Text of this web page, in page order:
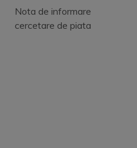
Nota de informare
cercetare de piata